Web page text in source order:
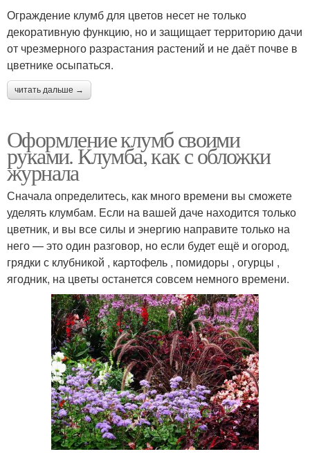
Ограждение клумб для цветов несет не только
декоративную функцию, но и защищает территорию дачи
от чрезмерного разрастания растений и не даёт почве в
цветнике осыпаться.
читать дальше →
Оформление клумб своими
руками. Клумба, как с обложки
журнала
Сначала определитесь, как много времени вы сможете
уделять клумбам. Если на вашей даче находится только
цветник, и вы все силы и энергию направите только на
него — это один разговор, но если будет ещё и огород,
грядки с клубникой , картофель , помидоры , огурцы ,
ягодник, на цветы останется совсем немного времени.